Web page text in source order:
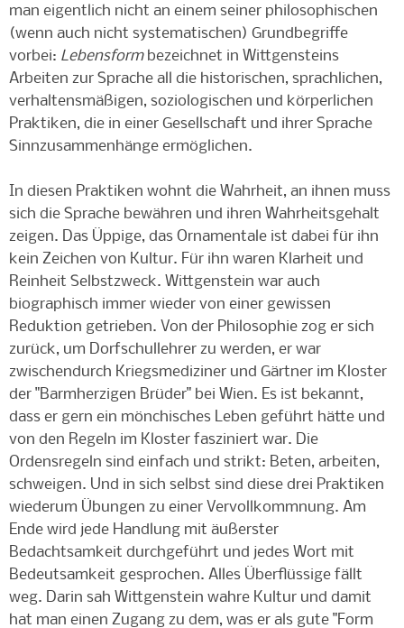
man eigentlich nicht an einem seiner philosophischen
(wenn auch nicht systematischen) Grundbegriffe
vorbei: Lebensformbezeichnet in Wittgensteins
Arbeiten zur Sprache all die historischen, sprachlichen,
verhaltensmäßigen, soziologischen und körperlichen
Praktiken, die in einer Gesellschaft und ihrer Sprache
Sinnzusammenhänge ermöglichen.
In diesen Praktiken wohnt die Wahrheit, an ihnen muss
sich die Sprache bewähren und ihren Wahrheitsgehalt
zeigen. Das Üppige, das Ornamentale ist dabei für ihn
kein Zeichen von Kultur. Für ihn waren Klarheit und
Reinheit Selbstzweck. Wittgenstein war auch
biographisch immer wieder von einer gewissen
Reduktion getrieben. Von der Philosophie zog er sich
zurück, um Dorfschullehrer zu werden, er war
zwischendurch Kriegsmediziner und Gärtner im Kloster
der "Barmherzigen Brüder" bei Wien. Es ist bekannt,
dass er gern ein mönchisches Leben geführt hätte und
von den Regeln im Kloster fasziniert war. Die
Ordensregeln sind einfach und strikt: Beten, arbeiten,
schweigen. Und in sich selbst sind diese drei Praktiken
wiederum Übungen zu einer Vervollkommnung. Am
Ende wird jede Handlung mit äußerster
Bedachtsamkeit durchgeführt und jedes Wort mit
Bedeutsamkeit gesprochen. Alles Überflüssige fällt
weg. Darin sah Wittgenstein wahre Kultur und damit
hat man einen Zugang zu dem, was er als gute "Form